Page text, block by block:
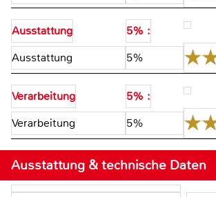
Ausstattung
5% :
Ausstattung
5%
Verarbeitung
5% :
Verarbeitung
5%
Ausstattung & technische Daten